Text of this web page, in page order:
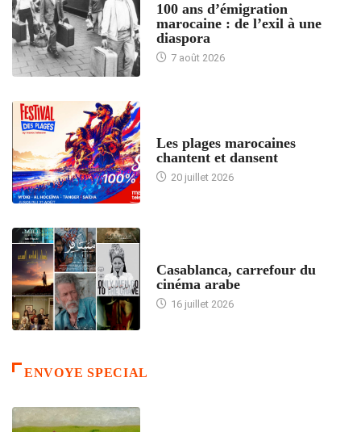
100 ans d’émigration
marocaine : de l’exil à une
diaspora
7 août 2026
Les plages marocaines
chantent et dansent
20 juillet 2026
Casablanca, carrefour du
cinéma arabe
16 juillet 2026
ENVOYE SPECIAL